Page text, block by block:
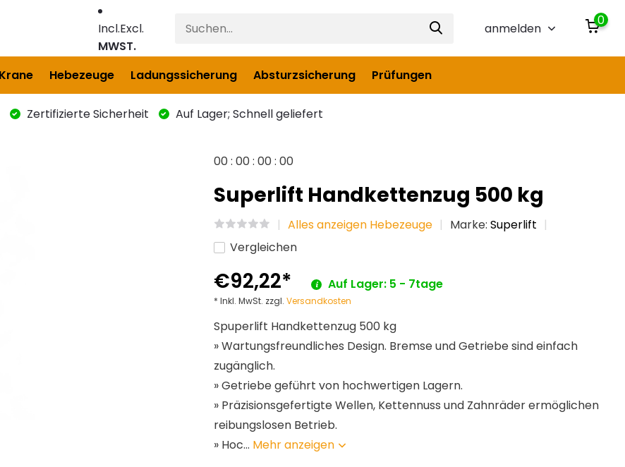
Incl.Excl.
MWST.
anmelden
0
Krane Hebezeuge Ladungssicherung Absturzsicherung Prüfungen
Zertifizierte Sicherheit
Auf Lager; Schnell geliefert
00:00:00:00
Superlift Handkettenzug 500 kg
Alles anzeigen Hebezeuge Marke:Superlift
Vergleichen
€92,22* Auf Lager: 5 - 7tage
* Inkl. MwSt. zzgl.Versandkosten
Spuperlift Handkettenzug 500 kg
» Wartungsfreundliches Design. Bremse und Getriebe sind einfach
zugänglich.
» Getriebe geführt von hochwertigen Lagern.
» Präzisionsgefertigte Wellen, Kettennuss und Zahnräder ermöglichen
reibungslosen Betrieb.
» Hoc... Mehr anzeigen